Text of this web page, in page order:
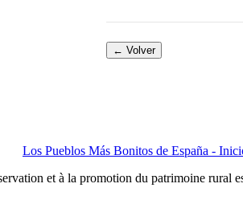
← Volver
Los Pueblos Más Bonitos de España -
et à la promotion du patrimoine rural